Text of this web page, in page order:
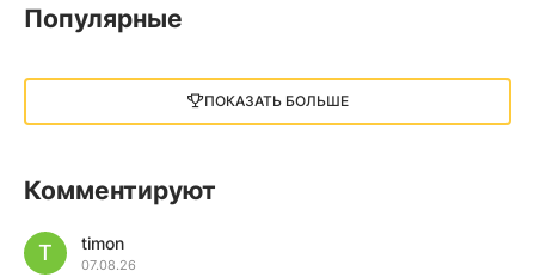
13 ГБ 2025
illWill
04.12.2025
Популярные
ПОКАЗАТЬ БОЛЬШЕ
Комментируют
timon
07.08.26
T